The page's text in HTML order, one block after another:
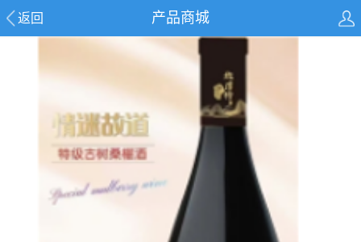
返回 产品商城